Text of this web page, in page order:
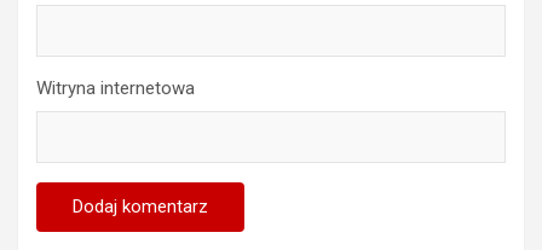
Witryna internetowa